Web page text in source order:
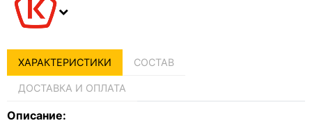
ХАРАКТЕРИСТИКИ СОСТАВ
ДОСТАВКА И ОПЛАТА
Описание: